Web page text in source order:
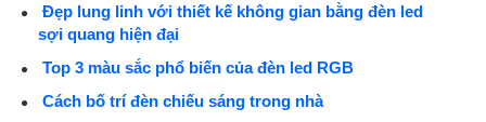
Đẹp lung linh với thiết kế không gian bằng đèn led
sợi quang hiện đại
Top 3 màu sắc phổ biến của đèn led RGB
Cách bố trí đèn chiếu sáng trong nhà